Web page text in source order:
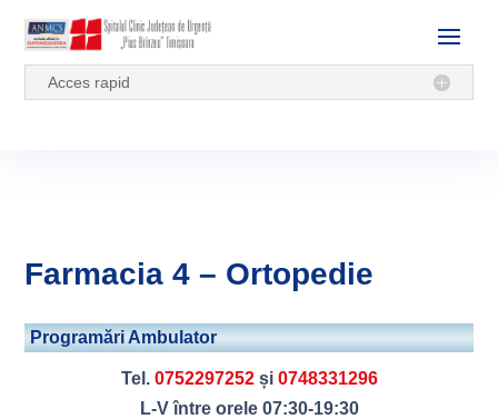
Acces rapid
Farmacia 4 – Ortopedie
Programări Ambulator
Tel. 0752297252și 0748331296
L-V între orele 07:30-19:30